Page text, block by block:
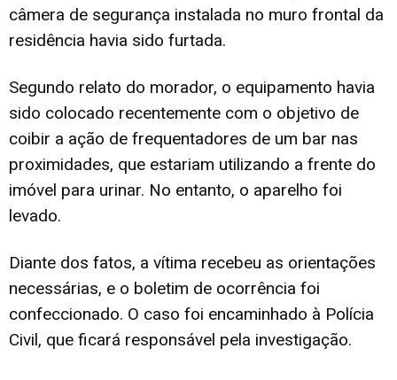
câmera de segurança instalada no muro frontal da
residência havia sido furtada.
Segundo relato do morador, o equipamento havia
sido colocado recentemente com o objetivo de
coibir a ação de frequentadores de um bar nas
proximidades, que estariam utilizando a frente do
imóvel para urinar. No entanto, o aparelho foi
levado.
Diante dos fatos, a vítima recebeu as orientações
necessárias, e o boletim de ocorrência foi
confeccionado. O caso foi encaminhado à Polícia
Civil, que ficará responsável pela investigação.